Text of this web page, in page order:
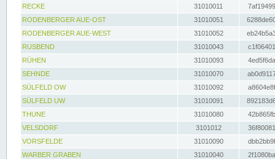
RECKE
31010011
RODENBERGER AUE-OST
31010051
RODENBERGER AUE-WEST
31010052
RUSBEND
31010043
RÜHEN
31010093
SEHNDE
31010070
SÜLFELD OW
31010092
SÜLFELD UW
31010091
THUNE
31010080
VELSDORF
3101012
VORSFELDE
31010090
WARBER GRABEN
31010040